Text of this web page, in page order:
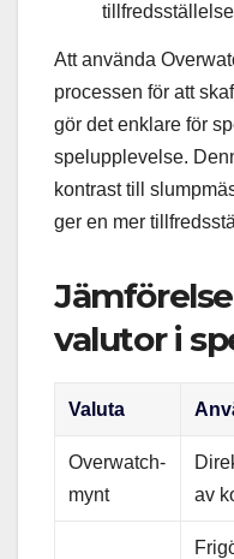
Att använda
processen för att
gör det enklare för
spelupplevelse.
kontrast till
ger en mer
valutor i
Valuta
Overwatch-
mynt
av